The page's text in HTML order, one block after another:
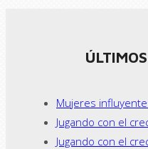
Mujeres
Jugando con el
Jugando con el